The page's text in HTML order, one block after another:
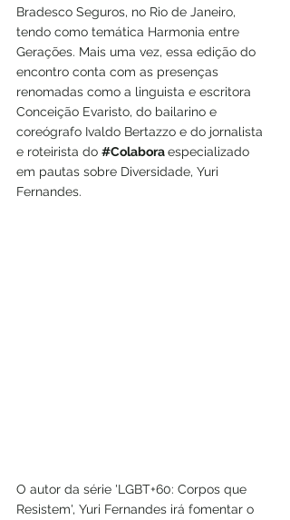
Bradesco Seguros, no Rio de Janeiro,
tendo como temática Harmonia entre
Gerações. Mais uma vez, essa edição do
encontro conta com as presenças
renomadas como a linguista e escritora
Conceição Evaristo, do bailarino e
coreógrafo Ivaldo Bertazzo e do jornalista
e roteirista do #Colaboraespecializado
em pautas sobre Diversidade, Yuri
Fernandes.
O autor da série 'LGBT+60: Corpos que
Resistem', Yuri Fernandes irá fomentar o